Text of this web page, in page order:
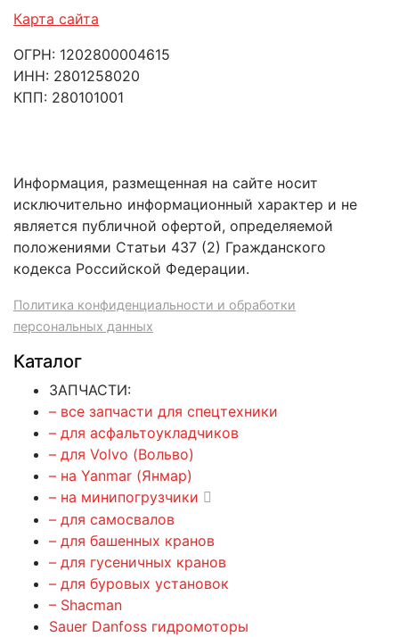
Карта сайта
ОГРН: 1202800004615
ИНН: 2801258020
КПП: 280101001
Информация, размещенная на сайте носит
исключительно информационный характер и не
является публичной офертой, определяемой
положениями Статьи 437 (2) Гражданского
кодекса Российской Федерации.
Политика конфиденциальности и обработки
персональных данных
Каталог
ЗАПЧАСТИ:
– все запчасти для спецтехники
– для асфальтоукладчиков
– для Volvo (Вольво)
– на Yanmar (Янмар)
– на минипогрузчики
– для самосвалов
– для башенных кранов
– для гусеничных кранов
– для буровых установок
– Shacman
Sauer Danfoss гидромоторы